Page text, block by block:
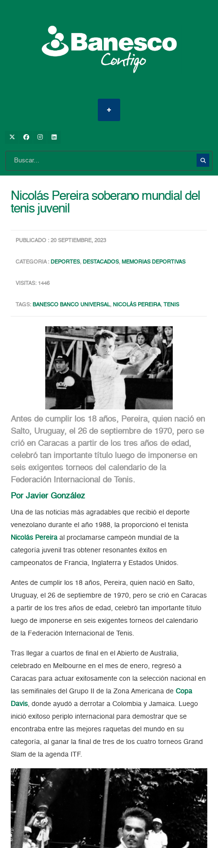
Nicolás Pereira soberano mundial del
tenis juvenil
PUBLICADO : 20 SEPTIEMBRE, 2023
CATEGORIA :DEPORTES,DESTACADOS,MEMORIAS DEPORTIVAS
VISITAS: 1446
TAGS:BANESCO BANCO UNIVERSAL,NICOLÁS PEREIRA, TENIS
Antes de cumplir los 18 años, Pereira, quien nació en
Salto, Uruguay, el 26 de septiembre de 1970, pero se
crió en Caracas a partir de los tres años de edad,
celebró tan importante título luego de imponerse en
seis exigentes torneos del calendario de la
Federación Internacional de Tenis.
Por Javier González
Una de las noticias más agradables que recibió el deporte
venezolano durante el año 1988, la proporcionó el tenista
Nicolás Pereira al proclamarse campeón mundial de la
categoría juvenil tras obtener resonantes éxitos en
campeonatos de Francia, Inglaterra y Estados Unidos.
Antes de cumplir los 18 años, Pereira, quien nació en Salto,
Uruguay, el 26 de septiembre de 1970, pero se crió en Caracas
a partir de los tres años de edad, celebró tan importante título
luego de imponerse en seis exigentes torneos del calendario
de la Federación Internacional de Tenis.
Tras llegar a cuartos de final en el Abierto de Australia,
celebrado en Melbourne en el mes de enero, regresó a
Caracas para actuar exitosamente con la selección nacional en
las semifinales del Grupo II de la Zona Americana deCopa
Davis, donde ayudó a derrotar a Colombia y Jamaica. Luego
inició exitoso periplo internacional para demostrar que se
encontraba entre las mejores raquetas del mundo en su
categoría, al ganar la final de tres de los cuatro torneos Grand
Slam de la agenda ITF.